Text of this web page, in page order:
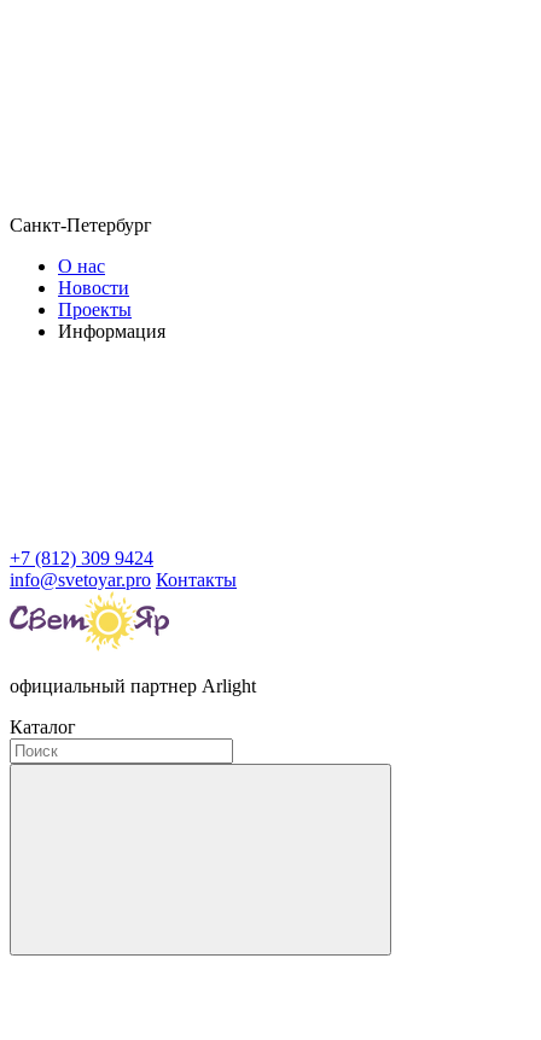
Санкт-Петербург
О нас
Новости
Проекты
Информация
+7 (812) 309 9424
info@svetoyar.pro Контакты
официальный партнер Arlight
Каталог